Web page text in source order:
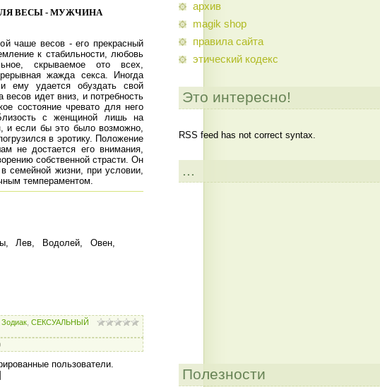
ВЕСЫ - МУЖЧИНА
чаше весов - его прекрасный
к стабильности, любовь
скрываемое ото всех,
жажда секса. Иногда
и ему удается обуздать свой
идет вниз, и потребность
состояние чревато для него
с женщиной лишь на
и если бы это было возможно,
в эротику. Положение
не достается его внимания,
собственной страсти. Он
в семейной жизни, при условии,
темпераментом.
Лев, Водолей, Овен,
Зодиак СЕКСУАЛЬНЫЙ
пользователи.
архив
magik shop
правила сайта
этический кодекс
Это интересно!
RSS feed has not correct syntax.
...
Полезности